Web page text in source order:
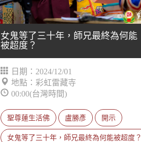
女鬼等了三十年，師兄最終為何能
被超度？
日期：2024/12/01
地點：彩虹雷藏寺
00:00(台灣時間)
聖尊蓮生活佛 盧勝彥 開示
女鬼等了三十年，師兄最終為何能被超度？